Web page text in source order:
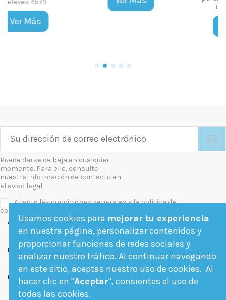
Televes 4572
Puede darse de baja en cualquier
momento. Para ello, consulte
nuestra información de contacto en
el aviso legal.
Acepto las condiciones generales y la política de
confidencialidad
Contact us
Follow us
Newsletter
Usamos cookies para mejorar tu experiencia
en nuestra página, personalizar contenidos y
proporcionar funciones de redes sociales y
analizar nuestro tráfico. Al continuar navegando
en este sitio, aceptas nuestro uso de cookies. Al
hacer clic en "Aceptar", consientes el uso de
todas las cookies.